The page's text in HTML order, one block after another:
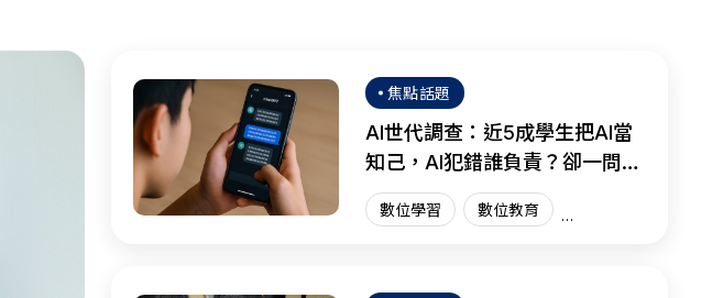
焦點話題
AI世代調查：近5成學生把AI當
知己，AI犯錯誰負責？卻一問三
不知
數位學習 數位教育